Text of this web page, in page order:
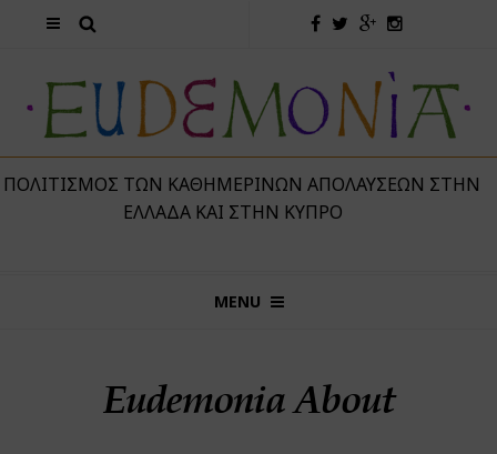
ΤΩΝ ΚΑΘΗΜΕΡΙΝΏΝ ΑΠΟΛΑΎΣΕΩΝ ΣΤΗΝ
ΕΛΛΆΔΑ ΚΑΙ ΣΤΗΝ ΚΎΠΡΟ
MENU
Eudemonia About